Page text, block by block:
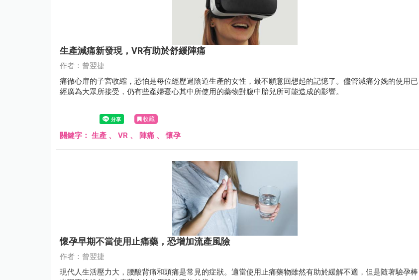
生產減痛新發現，VR有助於舒緩陣痛
作者：曾翌捷
痛徹心扉的子宮收縮，恐怕是每位經歷過陰道生產的女性，最不願意回想起的記憶了。儘管減痛分娩的使用已
經廣為大眾所接受，仍有些產婦憂心其中所使用的藥物對腹中胎兒所可能造成的影響。
收藏
關鍵字： 生產 、 VR 、 陣痛 、懷孕
懷孕早期不當使用止痛藥，恐增加流產風險
作者：曾翌捷
現代人生活壓力大，腰酸背痛和頭痛是常見的症狀。適當使用止痛藥物雖然有助於緩解不適，但是隨著驗孕棒